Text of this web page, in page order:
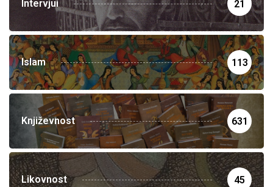
Intervjui 21
Islam 113
Književnost 631
Likovnost 45